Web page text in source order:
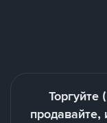
Торгуйте
продавайте,